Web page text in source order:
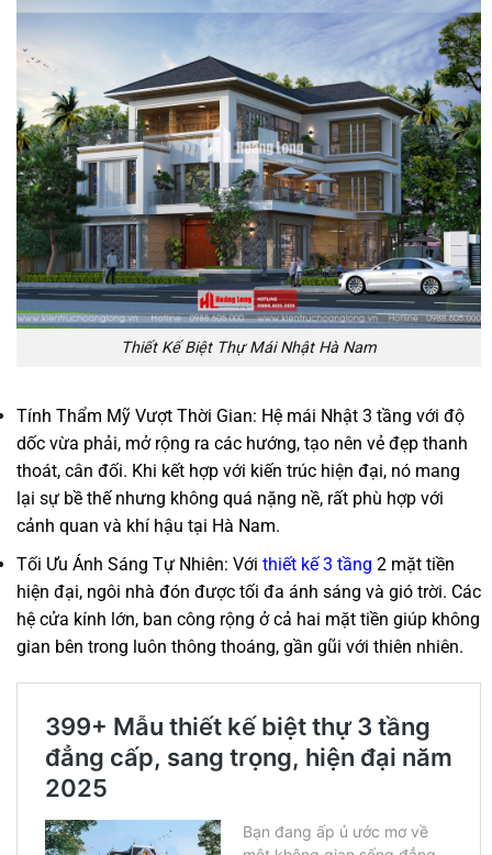
Thiết Kế Biệt Thự Mái Nhật Hà Nam
Tính Thẩm Mỹ Vượt Thời Gian: Hệ mái Nhật 3 tầng với độ
dốc vừa phải, mở rộng ra các hướng, tạo nên vẻ đẹp thanh
thoát, cân đối. Khi kết hợp với kiến trúc hiện đại, nó mang
lại sự bề thế nhưng không quá nặng nề, rất phù hợp với
cảnh quan và khí hậu tại Hà Nam.
Tối Ưu Ánh Sáng Tự Nhiên: Với thiết kế 3 tầng 2 mặt tiền
hiện đại, ngôi nhà đón được tối đa ánh sáng và gió trời. Các
hệ cửa kính lớn, ban công rộng ở cả hai mặt tiền giúp không
gian bên trong luôn thông thoáng, gần gũi với thiên nhiên.